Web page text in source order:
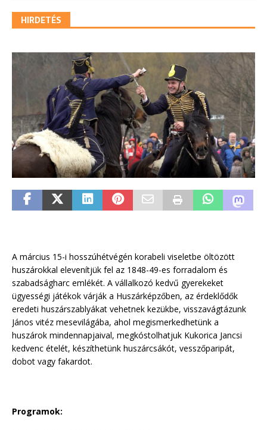
HIRDETÉS
A március 15-i hosszúhétvégén korabeli viseletbe öltözött
huszárokkal elevenítjük fel az 1848-49-es forradalom és
szabadságharc emlékét. A vállalkozó kedvű gyerekeket
ügyességi játékok várják a Huszárképzőben, az érdeklődők
eredeti huszárszablyákat vehetnek kezükbe, visszavágtázunk
János vitéz mesevilágába, ahol megismerkedhetünk a
huszárok mindennapjaival, megkóstolhatjuk Kukorica Jancsi
kedvenc ételét, készíthetünk huszárcsákót, vesszőparipát,
dobot vagy fakardot.
Programok: